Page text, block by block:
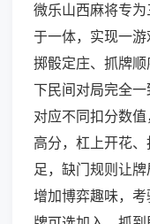
微乐山西麻将专
于一体，实现一
掷骰定庄、抓牌
下民间对局完全
对应不同扣分数
高分，杠上开花
足，缺门规则让
增加博弈趣味，